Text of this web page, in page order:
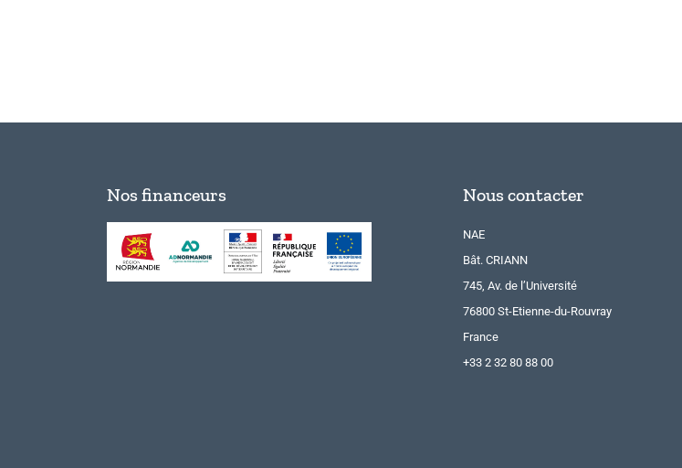
Nos financeurs Nous contacter
NAE
Bât. CRIANN
745, Av. de l’Université
76800 St-Etienne-du-Rouvray
France
+33 2 32 80 88 00